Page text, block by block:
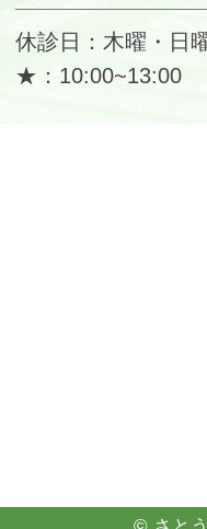
休診日：木曜・日
★：10:00~13:00